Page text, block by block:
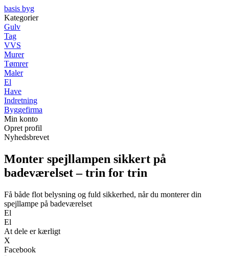
basis byg
Kategorier
Gulv
Tag
VVS
Murer
Tømrer
Maler
El
Have
Indretning
Byggefirma
Min konto
Opret profil
Nyhedsbrevet
Monter spejllampen sikkert på
badeværelset – trin for trin
Få både flot belysning og fuld sikkerhed, når du monterer din
spejllampe på badeværelset
El
El
At dele er kærligt
X
Facebook